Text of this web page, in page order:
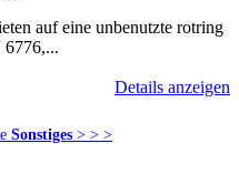
auf eine unbenutzte rotring
Details anzeigen
Sonstiges > > >